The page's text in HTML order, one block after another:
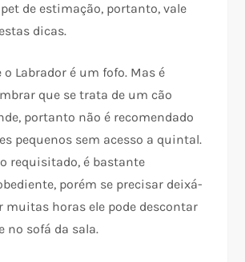
de estimação, portanto, vale
dicas.
o Labrador é um fofo. Mas é
que se trata de um cão
portanto não é recomendado
pequenos sem acesso a quintal.
requisitado, é bastante
porém se precisar deixá-
muitas horas ele pode descontar
no sofá da sala.